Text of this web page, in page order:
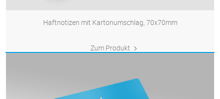
Haftnotizen mit Kartonumschlag, 70x70mm
Zum Produkt